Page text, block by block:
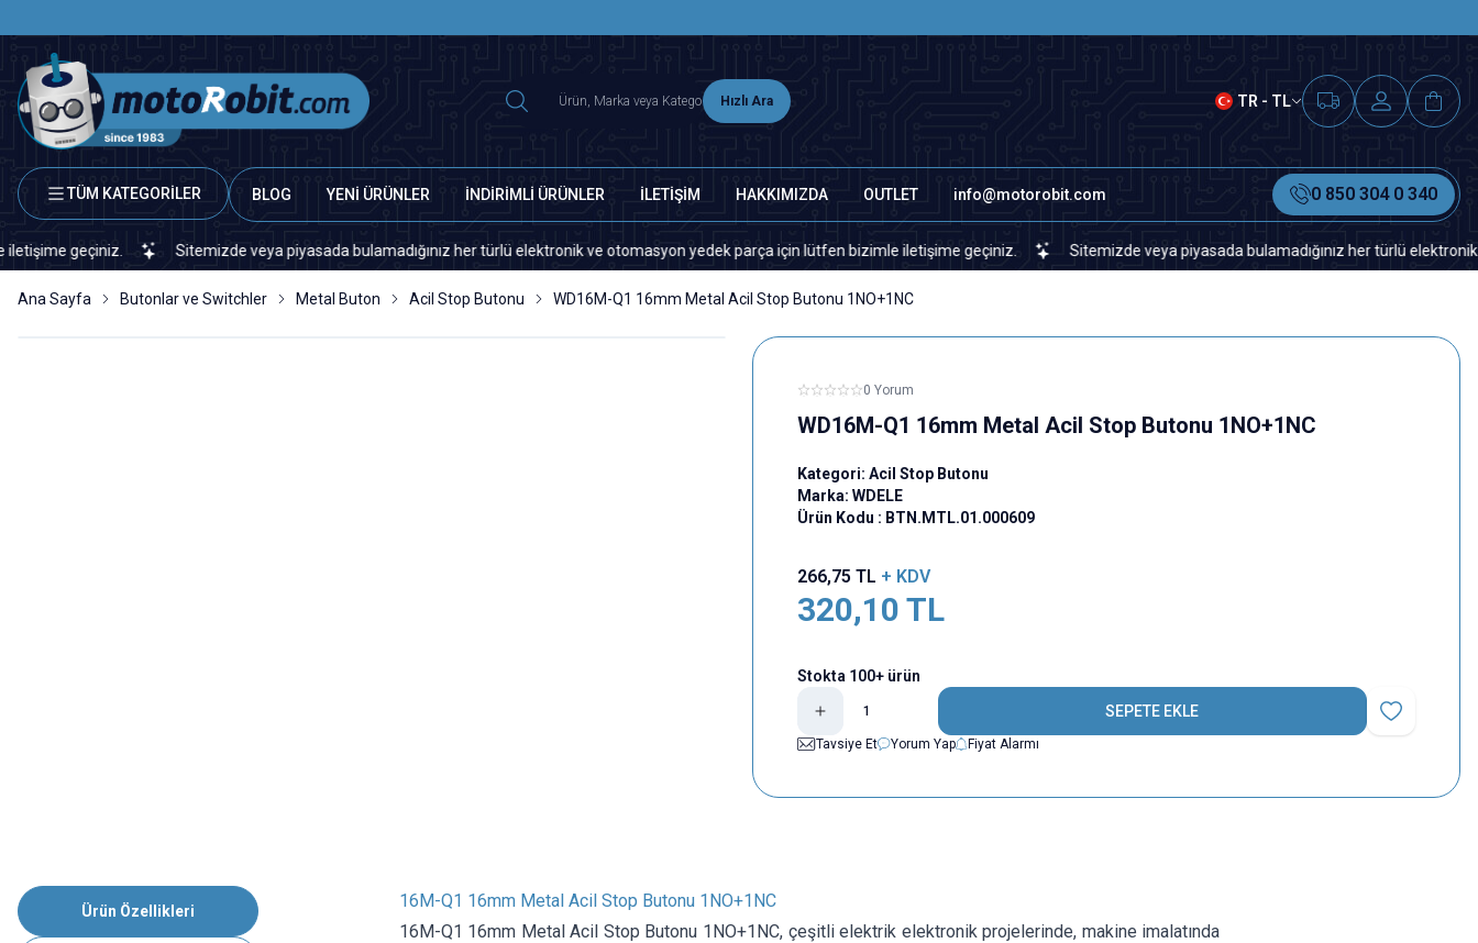
Hızlı Ara TR - TL
TÜM KATEGORİLER BLOG YENİ ÜRÜNLER İNDİRİMLİ ÜRÜNLER İLETİŞİM HAKKIMIZDA OUTLET info@motorobit.com 0 850 304 0 340
Sitemizde veya piyasada bulamadığınız her türlü elektronik ve otomasyon yedek parça için lütfen bizimle iletişime geçiniz. Sitemizde veya piyasada bulamadığınız her türlü elektronik ve
Ana Sayfa Butonlar ve Switchler Metal Buton Acil Stop Butonu WD16M-Q1 16mm Metal Acil Stop Butonu 1NO+1NC
0 Yorum
WD16M-Q1 16mm Metal Acil Stop Butonu 1NO+1NC
Kategori: Acil Stop Butonu
Marka: WDELE
Ürün Kodu : BTN.MTL.01.000609
266,75 TL + KDV
320,10 TL
Stokta 100+ ürün
SEPETE EKLE
Favoriye Ekle
Tavsiye Et
Yorum Yap Fiyat Alarmı
Ürün Özellikleri
16M-Q1 16mm Metal Acil Stop Butonu 1NO+1NC
16M-Q1 16mm Metal Acil Stop Butonu 1NO+1NC, çeşitli elektrik elektronik projelerinde, makine imalatında